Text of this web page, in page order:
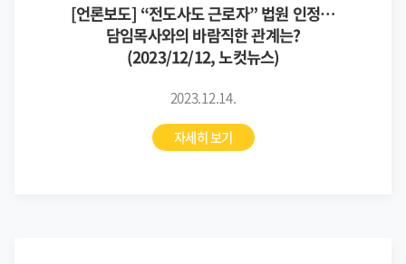
[언론보도] “전도사도 근로자” 법원 인정…
담임목사와의 바람직한 관계는?
(2023/12/12, 노컷뉴스)
2023.12.14.
자세히 보기